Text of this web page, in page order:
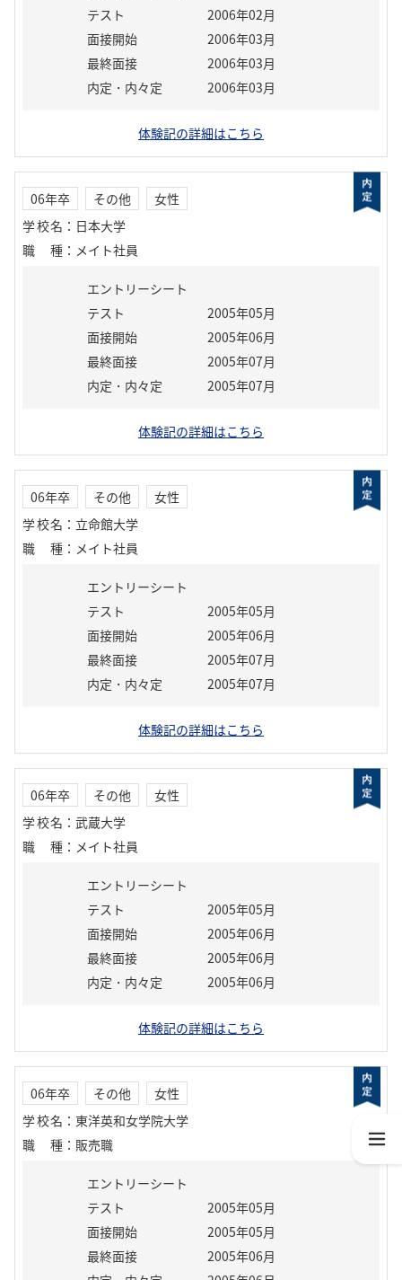
テスト
2006年02月
面接開始
2006年03月
最終面接
2006年03月
内定・内々定
2006年03月
体験記の詳細はこちら
06年卒 その他
女性
学校名 ： 日本大学
職種 ： メイト社員
エントリーシート
テスト
2005年05月
面接開始
2005年06月
最終面接
2005年07月
内定・内々定
2005年07月
体験記の詳細はこちら
06年卒 その他
女性
学校名 ： 立命館大学
職種 ： メイト社員
エントリーシート
テスト
2005年05月
面接開始
2005年06月
最終面接
2005年07月
内定・内々定
2005年07月
体験記の詳細はこちら
06年卒 その他
女性
学校名 ： 武蔵大学
職種 ： メイト社員
エントリーシート
テスト
2005年05月
面接開始
2005年06月
最終面接
2005年06月
内定・内々定
2005年06月
体験記の詳細はこちら
06年卒 その他
女性
学校名 ： 東洋英和女学院大学
職種 ： 販売職
エントリーシート
テスト
2005年05月
面接開始
2005年05月
最終面接
2005年06月